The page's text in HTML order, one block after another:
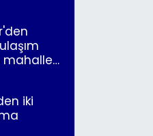
mahalle
iki